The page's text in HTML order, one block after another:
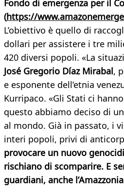
Fondo di emergenza per il
(https://
L’obiettivo è quello di
dollari per assistere i tre
420 diversi popoli. «La
José Gregorio Díaz Mirabal,
e esponente dell’etnia
Kurripaco. «Gli Stati ci
questo abbiamo deciso di
al mondo. Già in passato, i
interi popoli, privi di
provocare un nuovo
rischiano di scomparire. E
guardiani, anche